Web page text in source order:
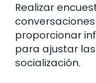
Realizar
proporcionar
para ajustar
socialización.